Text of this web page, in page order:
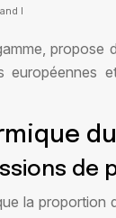
I
du
de
la